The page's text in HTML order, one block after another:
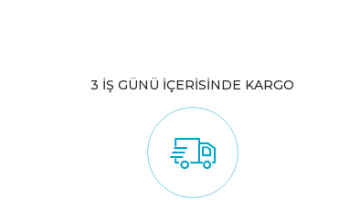
3 İŞ GÜNÜ İÇERİSİNDE KARGO